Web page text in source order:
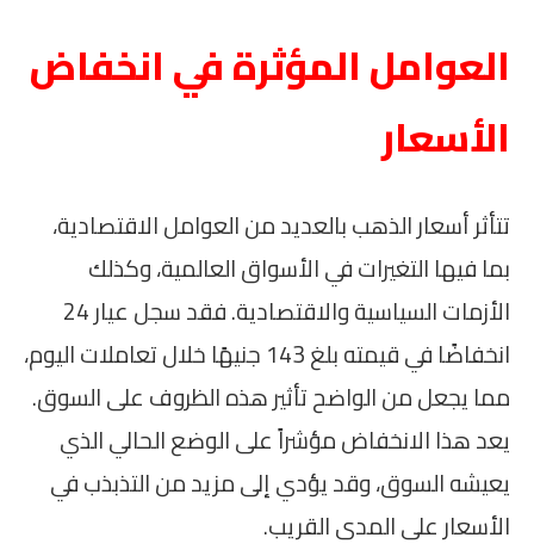
العوامل المؤثرة في انخفاض
الأسعار
تتأثر أسعار الذهب بالعديد من العوامل الاقتصادية،
بما فيها التغيرات في الأسواق العالمية، وكذلك
الأزمات السياسية والاقتصادية. فقد سجل عيار 24
انخفاضًا في قيمته بلغ 143 جنيهًا خلال تعاملات اليوم،
مما يجعل من الواضح تأثير هذه الظروف على السوق.
يعد هذا الانخفاض مؤشراً على الوضع الحالي الذي
يعيشه السوق، وقد يؤدي إلى مزيد من التذبذب في
الأسعار على المدى القريب.